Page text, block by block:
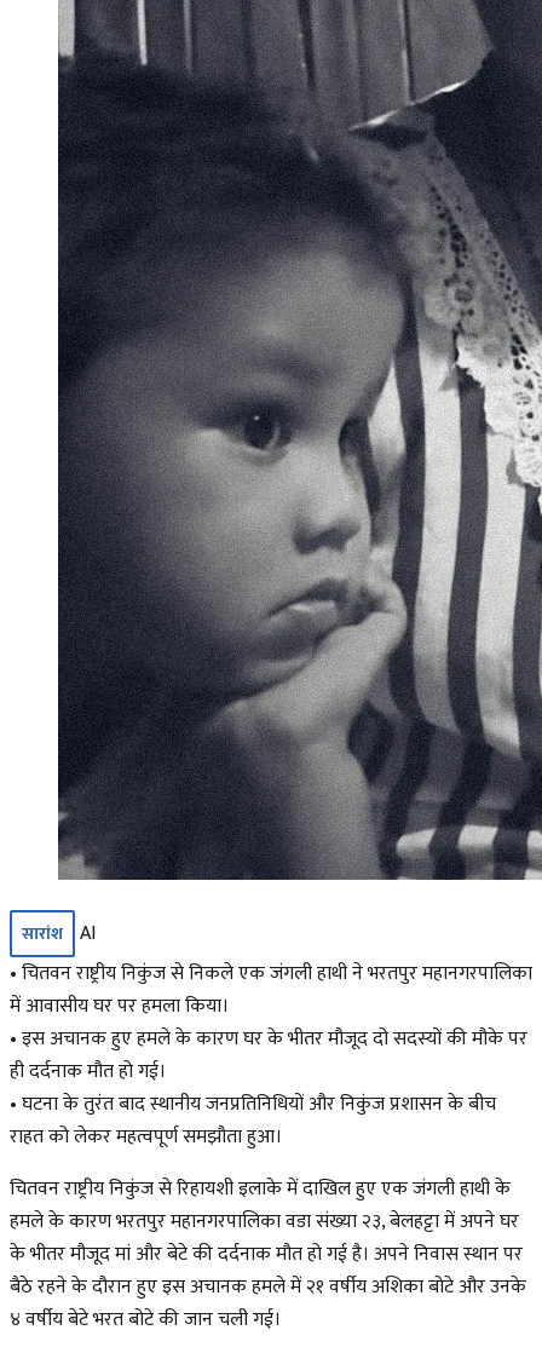
सारांश
AI
• चितवन राष्ट्रीय निकुंज से निकले एक जंगली हाथी ने भरतपुर महानगरपालिका
में आवासीय घर पर हमला किया।
• इस अचानक हुए हमले के कारण घर के भीतर मौजूद दो सदस्यों की मौके पर
ही दर्दनाक मौत हो गई।
• घटना के तुरंत बाद स्थानीय जनप्रतिनिधियों और निकुंज प्रशासन के बीच
राहत को लेकर महत्वपूर्ण समझौता हुआ।
चितवन राष्ट्रीय निकुंज से रिहायशी इलाके में दाखिल हुए एक जंगली हाथी के
हमले के कारण भरतपुर महानगरपालिका वडा संख्या २३, बेलहट्टा में अपने घर
के भीतर मौजूद मां और बेटे की दर्दनाक मौत हो गई है। अपने निवास स्थान पर
बैठे रहने के दौरान हुए इस अचानक हमले में २१ वर्षीय अशिका बोटे और उनके
४ वर्षीय बेटे भरत बोटे की जान चली गई।